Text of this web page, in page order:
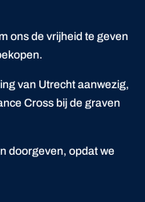
ons de vrijheid te geven
van Utrecht aanwezig,
Cross bij de graven
doorgeven, opdat we